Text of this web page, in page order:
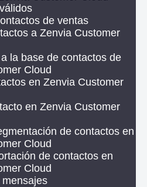
de ventas
a Zenvia Customer
la base de contactos de
Cloud
en Zenvia Customer
en Zenvia Customer
de contactos en
Cloud
de contactos en
Cloud